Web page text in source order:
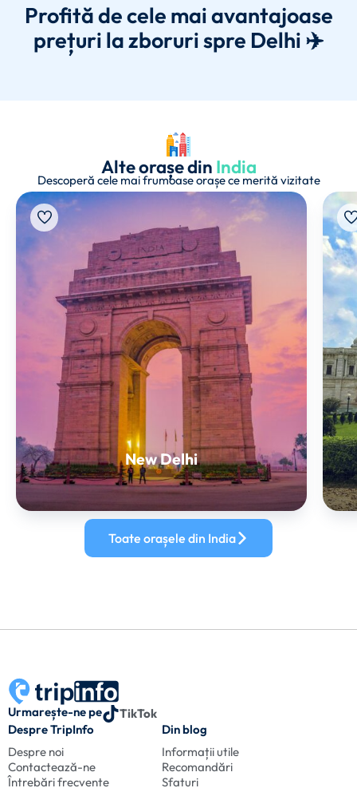
Profită de cele mai avantajoase
prețuri la zboruri spre Delhi ✈️
Alte orașe din India
Descoperă cele mai frumoase orașe ce merită vizitate
New Delhi
Toate orașele din India
Urmarește-ne pe
TikTok
Despre TripInfo
Despre noi
Contactează-ne
Întrebări frecvente
Din blog
Informații utile
Recomandări
Sfaturi